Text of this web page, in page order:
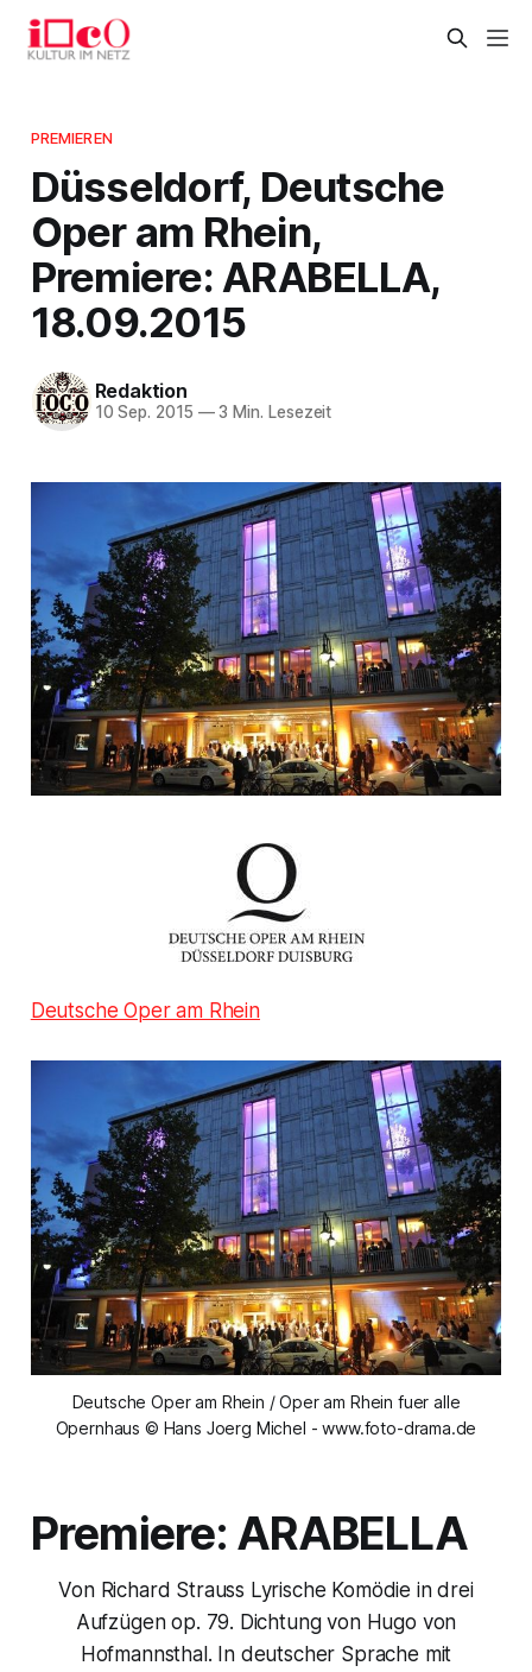
PREMIEREN
Düsseldorf, Deutsche
Oper am Rhein,
Premiere: ARABELLA,
18.09.2015
Redaktion
10 Sep. 2015 —3 Min. Lesezeit
Deutsche Oper am Rhein
Deutsche Oper am Rhein / Oper am Rhein fuer alle
Opernhaus © Hans Joerg Michel - www.foto-drama.de
Premiere: ARABELLA
Von Richard Strauss Lyrische Komödie in drei
Aufzügen op. 79. Dichtung von Hugo von
Hofmannsthal. In deutscher Sprache mit